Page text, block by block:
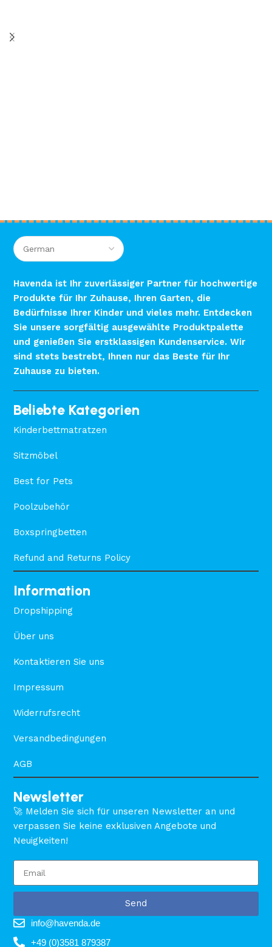
Havenda ist Ihr zuverlässiger Partner für hochwertige
Produkte für Ihr Zuhause, Ihren Garten, die
Bedürfnisse Ihrer Kinder und vieles mehr. Entdecken
Sie unsere sorgfältig ausgewählte Produktpalette
und genießen Sie erstklassigen Kundenservice. Wir
sind stets bestrebt, Ihnen nur das Beste für Ihr
Zuhause zu bieten.
Beliebte Kategorien
Kinderbettmatratzen
Sitzmöbel
Best for Pets
Poolzubehör
Boxspringbetten
Refund and Returns Policy
Information
Dropshipping
Über uns
Kontaktieren Sie uns
Impressum
Widerrufsrecht
Versandbedingungen
AGB
Newsletter
🚀 Melden Sie sich für unseren Newsletter an und
verpassen Sie keine exklusiven Angebote und
Neuigkeiten!
Send
info@havenda.de
+49 (0)3581 879387